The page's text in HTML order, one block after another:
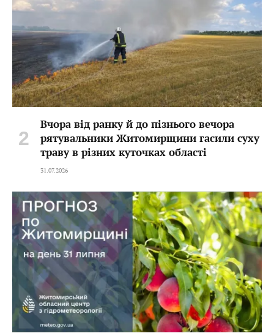
Вчора від ранку й до пізнього вечора
рятувальники Житомирщини гасили суху
траву в різних куточках області
31.07.2026